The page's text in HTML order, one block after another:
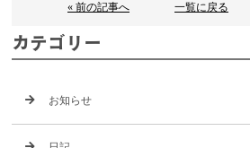
« 前の記事へ 一覧に戻る
カテゴリー
お知らせ